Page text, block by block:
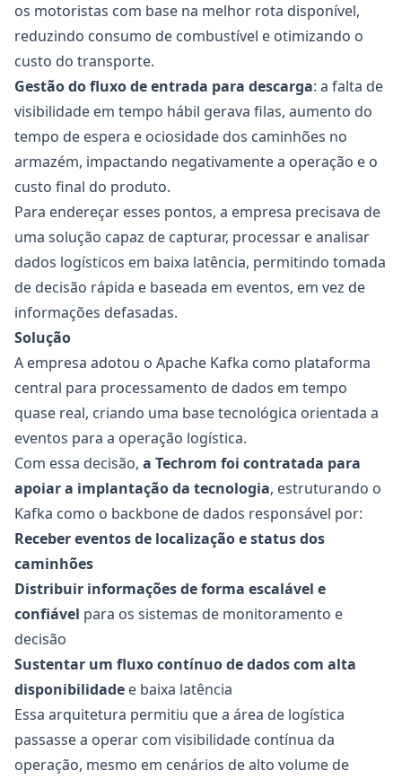
os motoristas com base na melhor rota disponível,
reduzindo consumo de combustível e otimizando o
custo do transporte.
Gestão do fluxo de entrada para descarga: a falta de
visibilidade em tempo hábil gerava filas, aumento do
tempo de espera e ociosidade dos caminhões no
armazém, impactando negativamente a operação e o
custo final do produto.
Para endereçar esses pontos, a empresa precisava de
uma solução capaz de capturar, processar e analisar
dados logísticos em baixa latência, permitindo tomada
de decisão rápida e baseada em eventos, em vez de
informações defasadas.
Solução
A empresa adotou o Apache Kafka como plataforma
central para processamento de dados em tempo
quase real, criando uma base tecnológica orientada a
eventos para a operação logística.
Com essa decisão, a Techrom foi contratada para
apoiar a implantação da tecnologia, estruturando o
Kafka como o backbone de dados responsável por:
Receber eventos de localização e status dos
caminhões
Distribuir informações de forma escalável e
confiável para os sistemas de monitoramento e
decisão
Sustentar um fluxo contínuo de dados com alta
disponibilidade e baixa latência
Essa arquitetura permitiu que a área de logística
passasse a operar com visibilidade contínua da
operação, mesmo em cenários de alto volume de